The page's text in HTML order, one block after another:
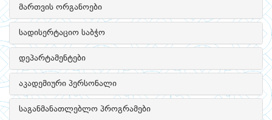
მართვის ორგანოები
სადისერტაციო საბჭო
დეპარტამენტები
აკადემიური პერსონალი
საგანმანათლებლო პროგრამები